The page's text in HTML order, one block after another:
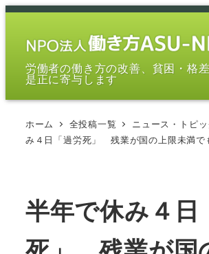
メ
労働者の働き方の改善、貧困・格
是正に寄与します
ホーム 全投稿一覧 ニュース・トピッ
み４日「過労死」 残業が国の上限未満で
半年で休み４日